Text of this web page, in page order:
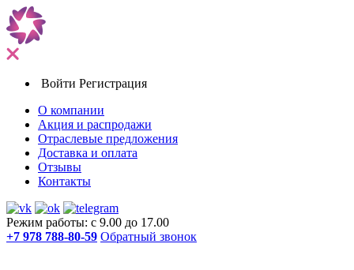
Войти Регистрация
О компании
Акция и распродажи
Отраслевые предложения
Доставка и оплата
Отзывы
Контакты
Режим работы: с 9.00 до 17.00
+7 978 788-80-59 Обратный звонок